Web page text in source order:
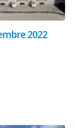
2022